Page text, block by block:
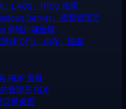
、L40S、H100 按需
Server，完整管理员
单租户裸金属
择 CPU、内存、磁盘
RDP 套餐
管理员 RDP
交易桌面